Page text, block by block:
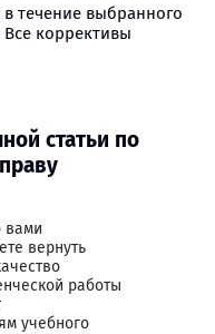
течение выбранного
Все коррективы
статьи по
вами
вернуть
работы
учебного